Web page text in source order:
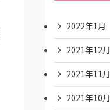
2022年1月
2021年12月
2021年11月
2021年10月